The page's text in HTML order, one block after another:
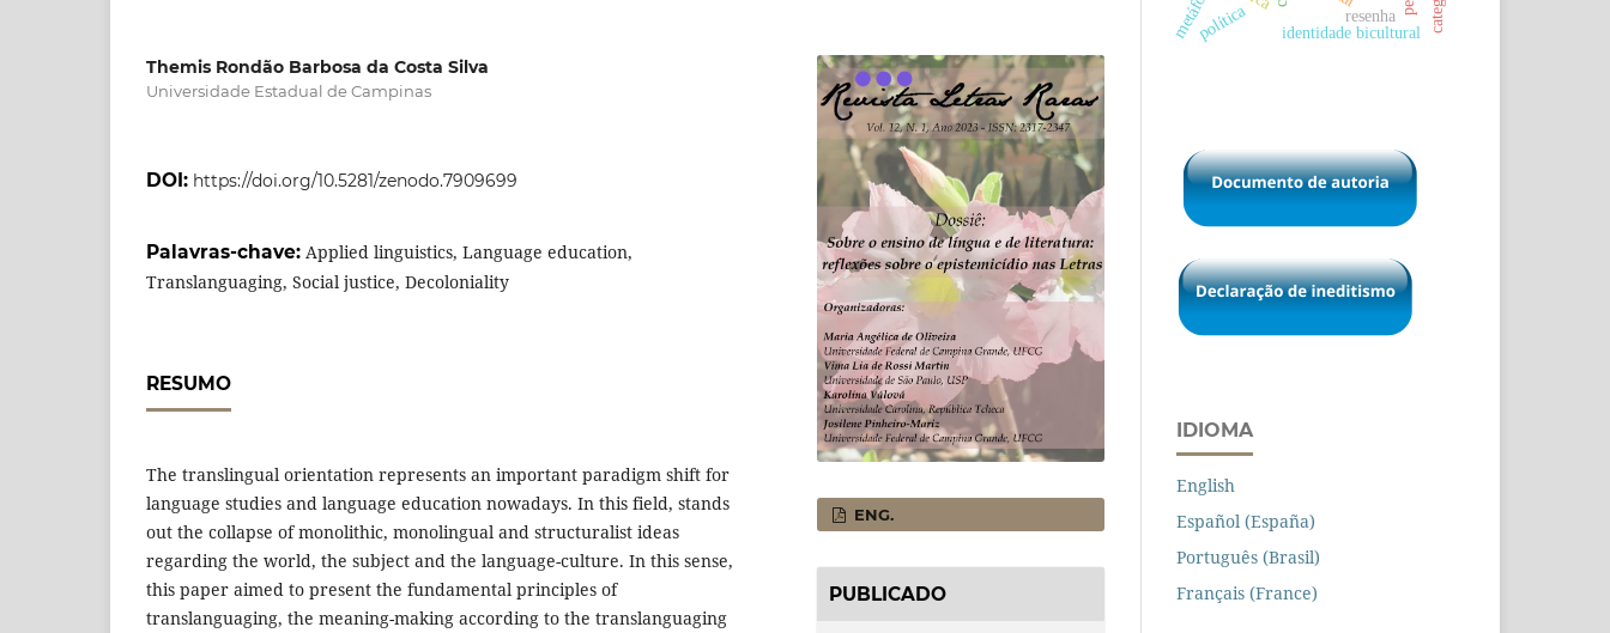
Themis Rondão Barbosa da Costa Silva
Universidade Estadual de Campinas
DOI: https://doi.org/10.5281/zenodo.7909699
Palavras-chave: Applied linguistics, Language education,
Translanguaging, Social justice, Decoloniality
RESUMO
The translingual orientation represents an important paradigm shift for
language studies and language education nowadays. In this field, stands
out the collapse of monolithic, monolingual and structuralist ideas
regarding the world, the subject and the language-culture. In this sense,
this paper aimed to present the fundamental principles of
translanguaging, the meaning-making according to the translanguaging
ENG.
PUBLICADO
resenha
identidade bicultural
política
IDIOMA
English
Español (España)
Português (Brasil)
Français (France)